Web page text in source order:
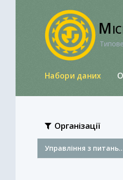
Набори даних
Організації
Управління з